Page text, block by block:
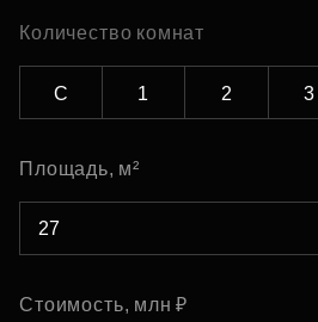
Количество комнат
С 1 2 3
Площадь, м²
Стоимость, млн ₽